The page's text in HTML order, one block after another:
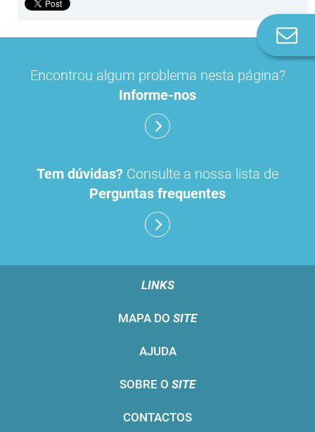
Encontrou algum problema nesta página?
Informe-nos
Tem dúvidas? Consulte a nossa lista de
Perguntas frequentes
LINKS
MAPA DO SITE
AJUDA
SOBRE O SITE
CONTACTOS